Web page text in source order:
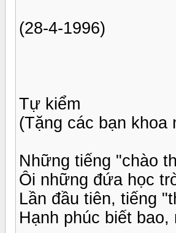
(28-4-1996)
Tự kiểm
(Tặng các bạn
Những tiếng "chào
Ôi những đứa học
Lần đầu tiên, tiếng
Hạnh phúc biết